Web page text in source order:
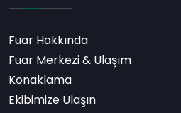
Fuar Hakkında
Fuar Merkezi & Ulaşım
Konaklama
Ekibimize Ulaşın